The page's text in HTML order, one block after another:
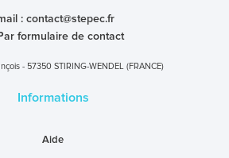
: contact@stepec.fr
formulaire de contact
- 57350 STIRING-WENDEL (FRANCE)
Informations
Aide